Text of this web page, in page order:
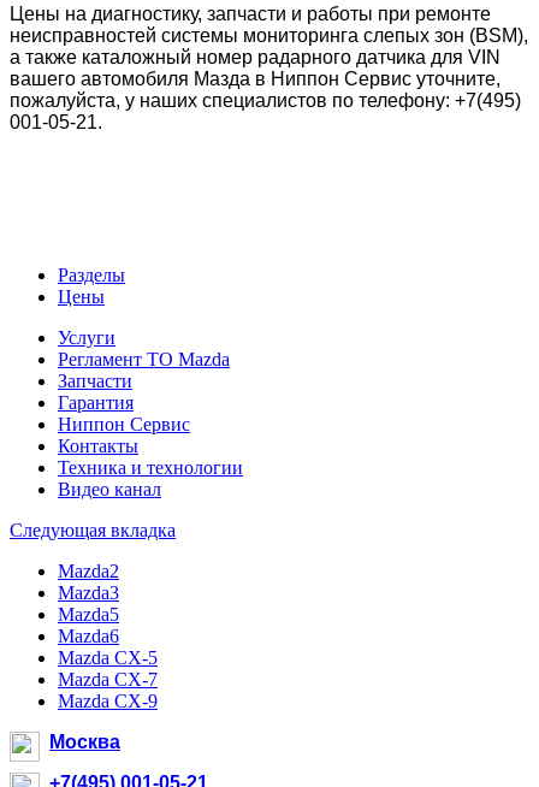
Цены на диагностику, запчасти и работы при ремонте
неисправностей системы мониторинга слепых зон (BSM),
а также каталожный номер радарного датчика для VIN
вашего автомобиля Мазда в Ниппон Сервис уточните,
пожалуйста, у наших специалистов по телефону: +7(495)
001-05-21.
Разделы
Цены
Услуги
Регламент ТО Mazda
Запчасти
Гарантия
Ниппон Сервис
Контакты
Техника и технологии
Видео канал
Следующая вкладка
Mazda2
Mazda3
Mazda5
Mazda6
Mazda CX-5
Mazda CX-7
Mazda CX-9
Москва
+7(495) 001-05-21